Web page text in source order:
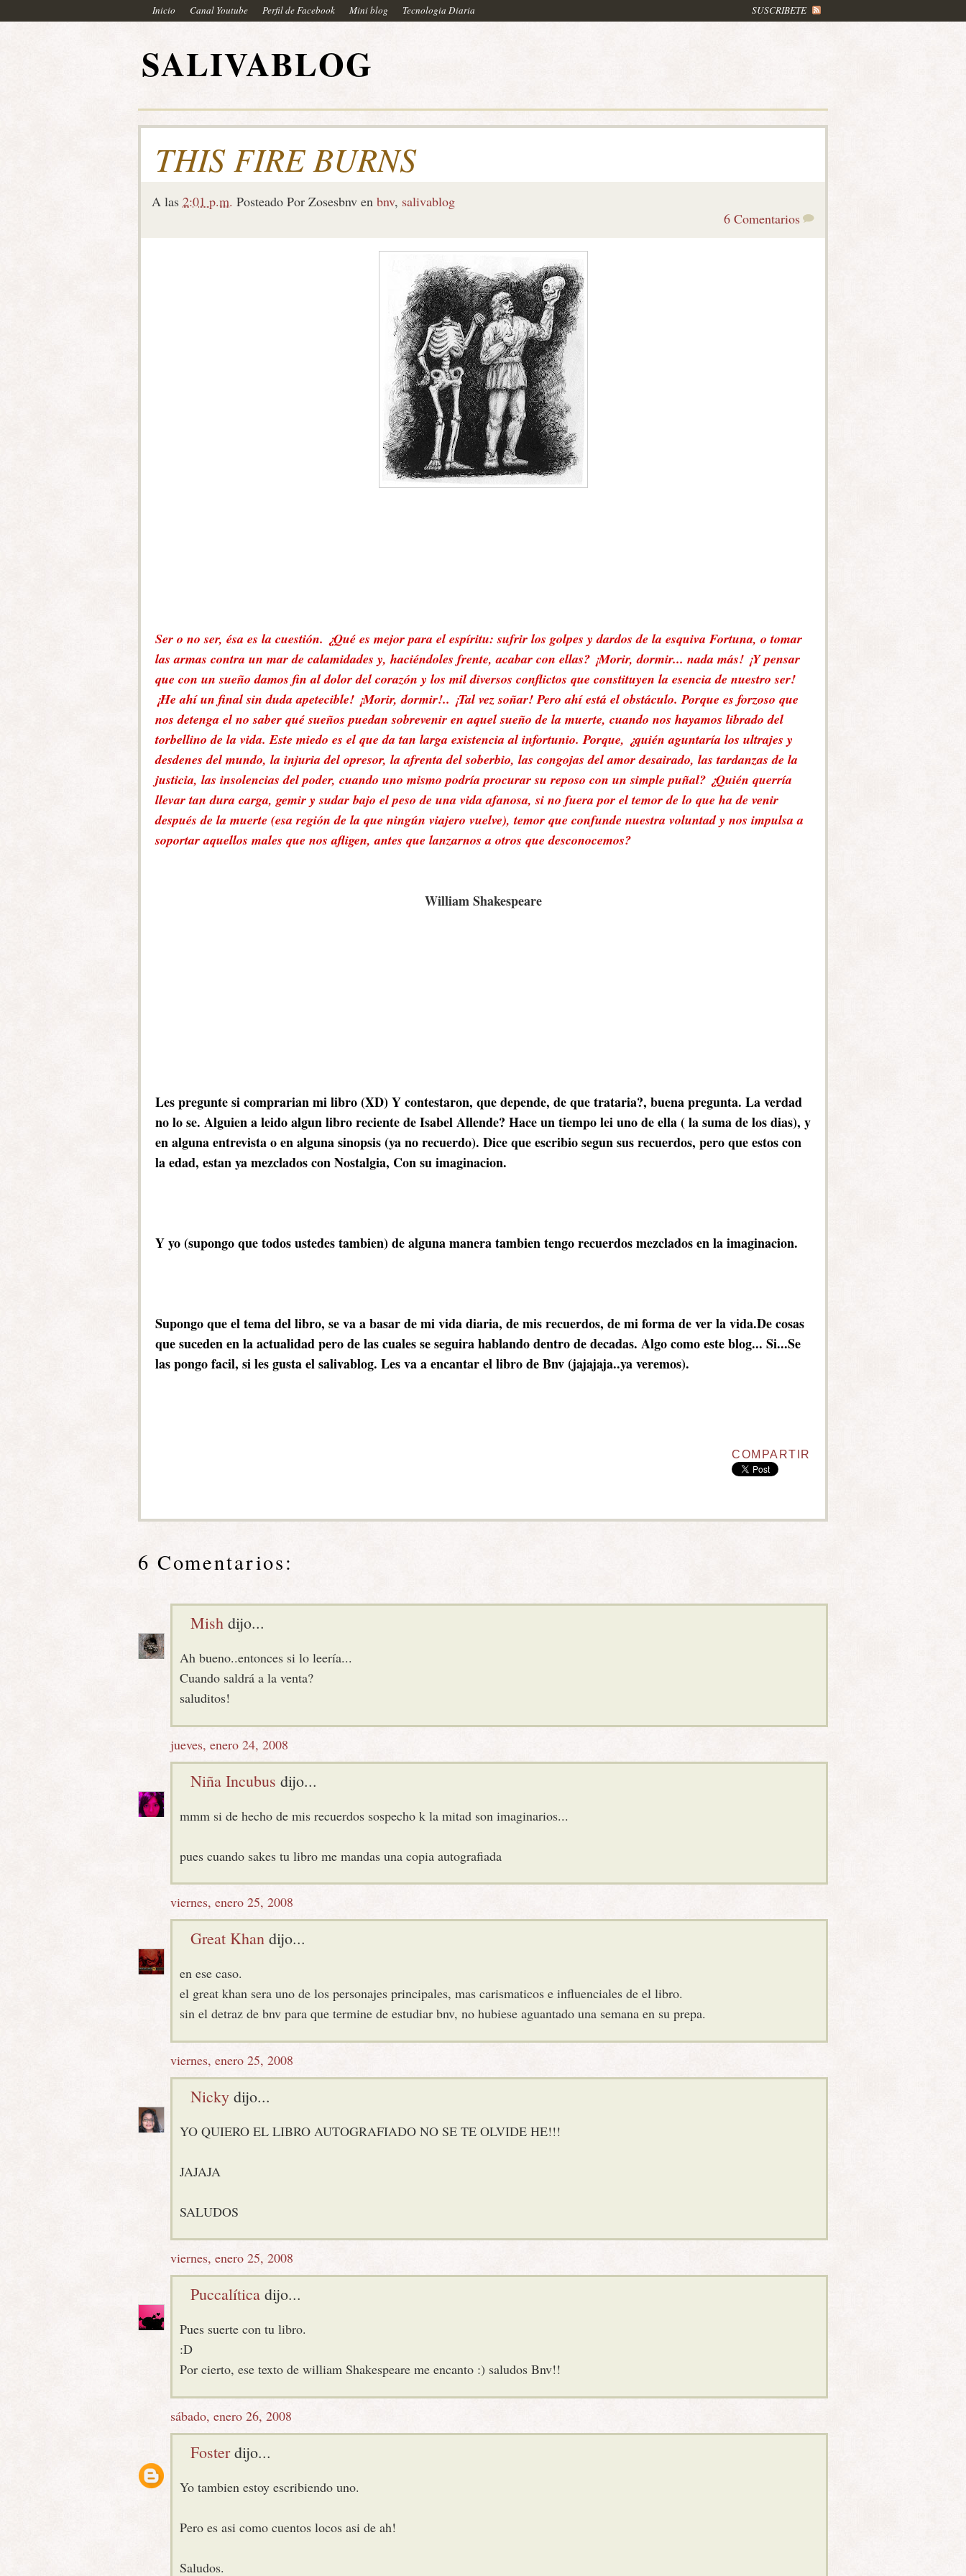
Inicio Canal Youtube Perfil de Facebook Mini blog Tecnologia Diaria SUSCRIBETE
SALIVABLOG
THIS FIRE BURNS
A las 2:01 p.m. Posteado Por Zosesbnv en bnv, salivablog
6 Comentarios
Ser o no ser, ésa es la cuestión. ¿Qué es mejor para el espíritu: sufrir los golpes y dardos de la esquiva Fortuna, o tomar
las armas contra un mar de calamidades y, haciéndoles frente, acabar con ellas? ¡Morir, dormir... nada más! ¡Y pensar
que con un sueño damos fin al dolor del corazón y los mil diversos conflictos que constituyen la esencia de nuestro ser!
¡He ahí un final sin duda apetecible! ¡Morir, dormir!.. ¡Tal vez soñar! Pero ahí está el obstáculo. Porque es forzoso que
nos detenga el no saber qué sueños puedan sobrevenir en aquel sueño de la muerte, cuando nos hayamos librado del
torbellino de la vida. Este miedo es el que da tan larga existencia al infortunio. Porque, ¿quién aguntaría los ultrajes y
desdenes del mundo, la injuria del opresor, la afrenta del soberbio, las congojas del amor desairado, las tardanzas de la
justicia, las insolencias del poder, cuando uno mismo podría procurar su reposo con un simple puñal? ¿Quién querría
llevar tan dura carga, gemir y sudar bajo el peso de una vida afanosa, si no fuera por el temor de lo que ha de venir
después de la muerte (esa región de la que ningún viajero vuelve), temor que confunde nuestra voluntad y nos impulsa a
soportar aquellos males que nos afligen, antes que lanzarnos a otros que desconocemos?
William Shakespeare
Les pregunte si comprarian mi libro (XD) Y contestaron, que depende, de que trataria?, buena pregunta. La verdad
no lo se. Alguien a leido algun libro reciente de Isabel Allende? Hace un tiempo lei uno de ella ( la suma de los dias), y
en alguna entrevista o en alguna sinopsis (ya no recuerdo). Dice que escribio segun sus recuerdos, pero que estos con
la edad, estan ya mezclados con Nostalgia, Con su imaginacion.
Y yo (supongo que todos ustedes tambien) de alguna manera tambien tengo recuerdos mezclados en la imaginacion.
Supongo que el tema del libro, se va a basar de mi vida diaria, de mis recuerdos, de mi forma de ver la vida.De cosas
que suceden en la actualidad pero de las cuales se seguira hablando dentro de decadas. Algo como este blog... Si...Se
las pongo facil, si les gusta el salivablog. Les va a encantar el libro de Bnv (jajajaja..ya veremos).
COMPARTIR
6 Comentarios:
Mish dijo...
Ah bueno..entonces si lo leería...
Cuando saldrá a la venta?
saluditos!
jueves, enero 24, 2008
Niña Incubus dijo...
mmm si de hecho de mis recuerdos sospecho k la mitad son imaginarios...
pues cuando sakes tu libro me mandas una copia autografiada
viernes, enero 25, 2008
Great Khan dijo...
en ese caso.
el great khan sera uno de los personajes principales, mas carismaticos e influenciales de el libro.
sin el detraz de bnv para que termine de estudiar bnv, no hubiese aguantado una semana en su prepa.
viernes, enero 25, 2008
Nicky dijo...
YO QUIERO EL LIBRO AUTOGRAFIADO NO SE TE OLVIDE HE!!!
JAJAJA
SALUDOS
viernes, enero 25, 2008
Puccalítica dijo...
Pues suerte con tu libro.
:D
Por cierto, ese texto de william Shakespeare me encanto :) saludos Bnv!!
sábado, enero 26, 2008
Fosterdijo...
Yo tambien estoy escribiendo uno.
Pero es asi como cuentos locos asi de ah!
Saludos.